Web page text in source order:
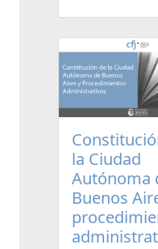
la Ciudad
Autónoma
Buenos